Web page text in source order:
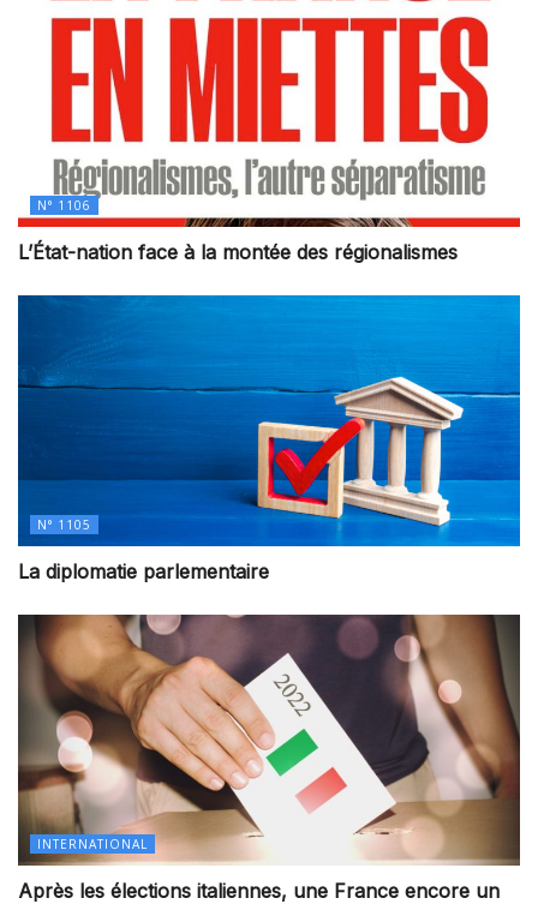
N° 1106
L’État-nation face à la montée des régionalismes
N° 1105
La diplomatie parlementaire
INTERNATIONAL
Après les élections italiennes, une France encore un